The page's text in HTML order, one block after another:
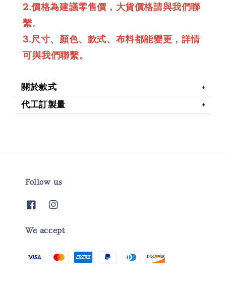
2.價格為建議零售價，大貨價格請與我們聯
繫。
3.尺寸、顏色、款式、布料都能變更，詳情
可與我們聯繫。
關於款式
代工訂製量
Follow us
We accept